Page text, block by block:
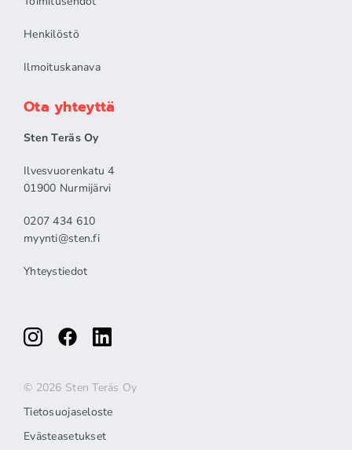
Henkilöstö
Ilmoituskanava
Ota yhteyttä
Sten Teräs Oy
Ilvesvuorenkatu 4
01900 Nurmijärvi
0207 434 610
myynti@sten.fi
Yhteystiedot
© 2026 Sten Teräs Oy
Tietosuojaseloste
Evästeasetukset